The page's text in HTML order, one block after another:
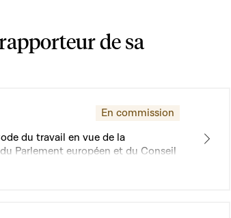
de sa
En commission
du travail en vue de la
Parlement européen et du Conseil
conditions de travail dans le cadre